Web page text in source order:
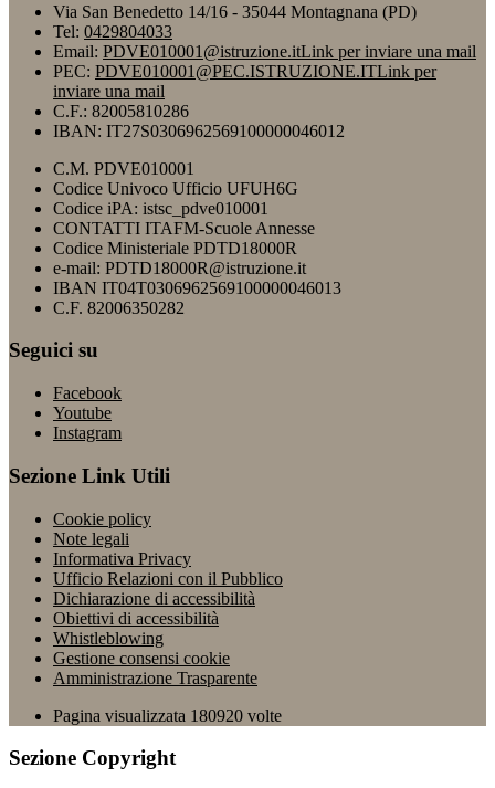
Via San Benedetto 14/16 - 35044 Montagnana (PD)
Tel: 0429804033
Email: PDVE010001@istruzione.itLink per inviare una mail
PEC: PDVE010001@PEC.ISTRUZIONE.ITLink per
inviare una mail
C.F.: 82005810286
IBAN: IT27S0306962569100000046012
C.M. PDVE010001
Codice Univoco Ufficio UFUH6G
Codice iPA: istsc_pdve010001
CONTATTI ITAFM-Scuole Annesse
Codice Ministeriale PDTD18000R
e-mail: PDTD18000R@istruzione.it
IBAN IT04T0306962569100000046013
C.F. 82006350282
Seguici su
Facebook
Youtube
Instagram
Sezione Link Utili
Cookie policy
Note legali
Informativa Privacy
Ufficio Relazioni con il Pubblico
Dichiarazione di accessibilità
Obiettivi di accessibilità
Whistleblowing
Gestione consensi cookie
Amministrazione Trasparente
Pagina visualizzata 180920 volte
Sezione Copyright